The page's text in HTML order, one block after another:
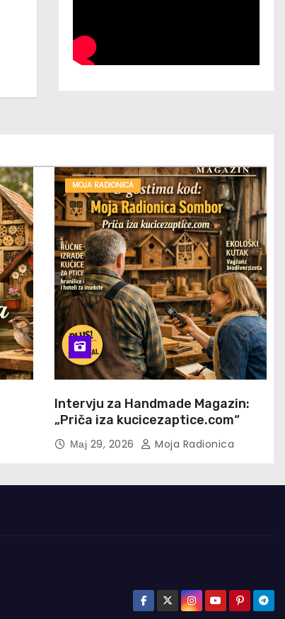
MOJA RADIONICA
Intervju za Handmade Magazin:
„Priča iza kucicezaptice.com“
Мај 29, 2026 Moja Radionica